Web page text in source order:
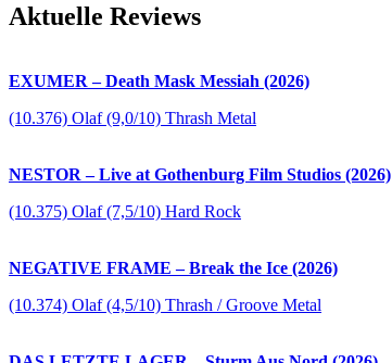
Aktuelle Reviews
EXUMER – Death Mask Messiah (2026)
(10.376) Olaf (9,0/10) Thrash Metal
NESTOR – Live at Gothenburg Film Studios (2026)
(10.375) Olaf (7,5/10) Hard Rock
NEGATIVE FRAME – Break the Ice (2026)
(10.374) Olaf (4,5/10) Thrash / Groove Metal